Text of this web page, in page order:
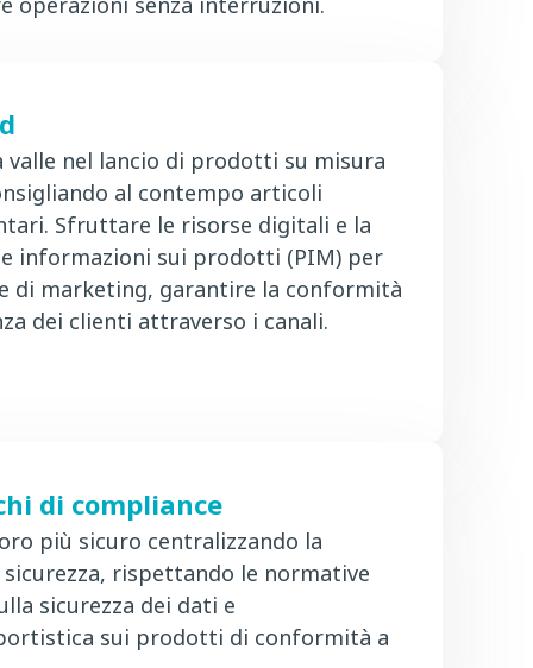
nel lancio di prodotti su misura
al contempo articoli
Sfruttare le risorse digitali e la
informazioni sui prodotti (PIM) per
di marketing, garantire la conformità
dei clienti attraverso i canali.
di compliance
più sicuro centralizzando la
rispettando le normative
sicurezza dei dati e
sui prodotti di conformità a